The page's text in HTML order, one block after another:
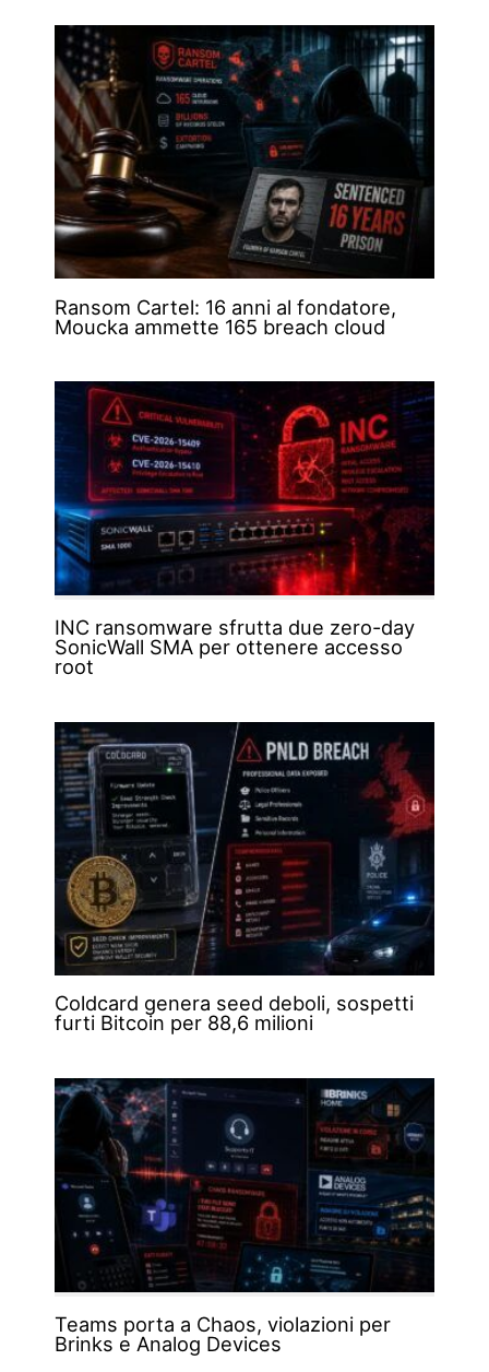
Ransom Cartel: 16 anni al fondatore,
Moucka ammette 165 breach cloud
INC ransomware sfrutta due zero-day
SonicWall SMA per ottenere accesso
root
Coldcard genera seed deboli, sospetti
furti Bitcoin per 88,6 milioni
Teams porta a Chaos, violazioni per
Brinks e Analog Devices